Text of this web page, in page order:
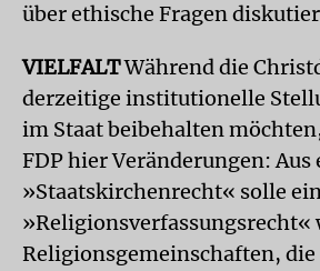
über ethische Fragen
VIELFALTWährend die
derzeitige institutionelle
im Staat beibehalten
FDP hier Veränderungen: Aus
»Staatskirchenrecht« solle
»Religionsverfassungsrecht«
Religionsgemeinschaften, die